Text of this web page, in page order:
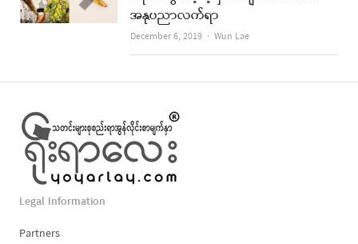
အနုပညာလက်ရာ
December 6, 2019 Author
Wun Lae
Legal Information
Partners